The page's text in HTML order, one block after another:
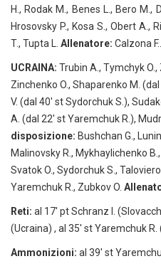
H., Rodak M., Benes L., Bero M.,
Hrosovsky P., Kosa S., Obert A.,
T., Tupta L. Allenatore: Calzona F..
UCRAINA: Trubin A., Tymchyk
Zinchenko O., Shaparenko M.
V. (dal 40′ st Sydorchuk S.),
A. (dal 22′ st Yaremchuk R.),
disposizione: Bushchan G.,
Malinovsky R., Mykhaylichenko
Svatok O., Sydorchuk S.,
Yaremchuk R., Zubkov O.
Reti: al 17′ pt Schranz I.
(Ucraina) , al 35′ st Yaremchuk R.
Ammonizioni: al 39′ st